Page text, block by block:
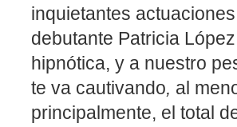
inquietantes
debutante Patricia
hipnótica, y a nuestro
te va cautivando, al
principalmente, el total